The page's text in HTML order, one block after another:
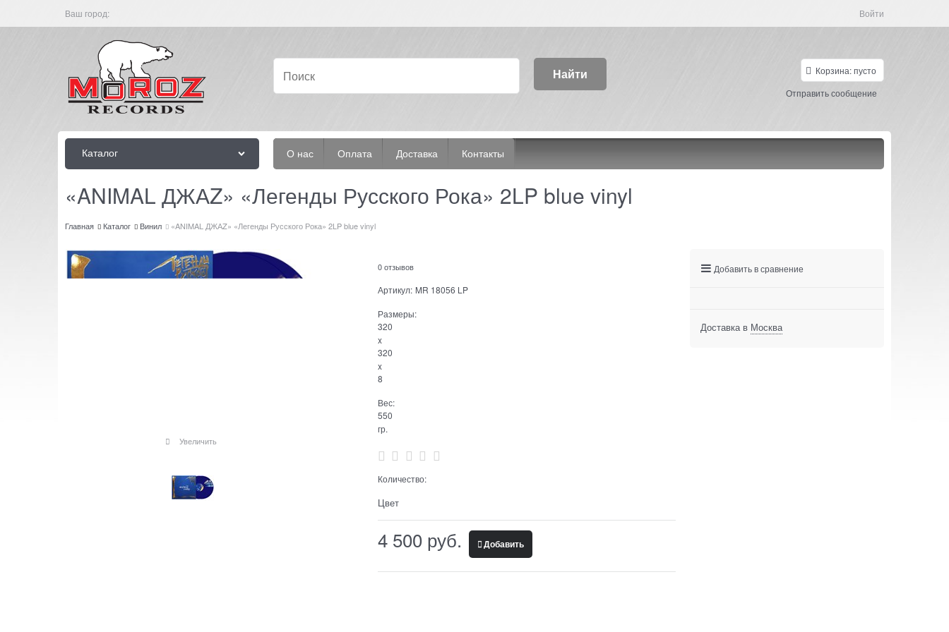
Ваш город: Войти
Найти Корзина:пусто
Отправить сообщение
Каталог О нас Оплата Доставка Контакты
«ANIMAL ДЖАZ» «Легенды Русского Рока» 2LP blue vinyl
Главная Каталог Винил «ANIMAL ДЖАZ» «Легенды Русского Рока» 2LP blue vinyl
Увеличить
0 отзывов
Артикул: MR 18056 LP
Размеры:
320
x
320
x
8
Вес:
550
гр.
Количество:
Цвет
4 500 руб. Добавить
Добавить в сравнение
Доставка в Москва